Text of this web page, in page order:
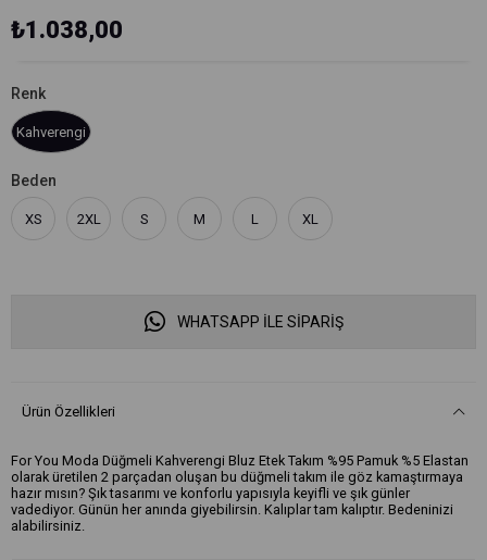
₺1.038,00
Renk
Kahverengi
Beden
XS 2XL S M L XL
WHATSAPP İLE SİPARİŞ
Ürün Özellikleri
For You Moda Düğmeli Kahverengi Bluz Etek Takım %95 Pamuk %5 Elastan
olarak üretilen 2 parçadan oluşan bu düğmeli takım ile göz kamaştırmaya
hazır mısın? Şık tasarımı ve konforlu yapısıyla keyifli ve şık günler
vadediyor. Günün her anında giyebilirsin. Kalıplar tam kalıptır. Bedeninizi
alabilirsiniz.